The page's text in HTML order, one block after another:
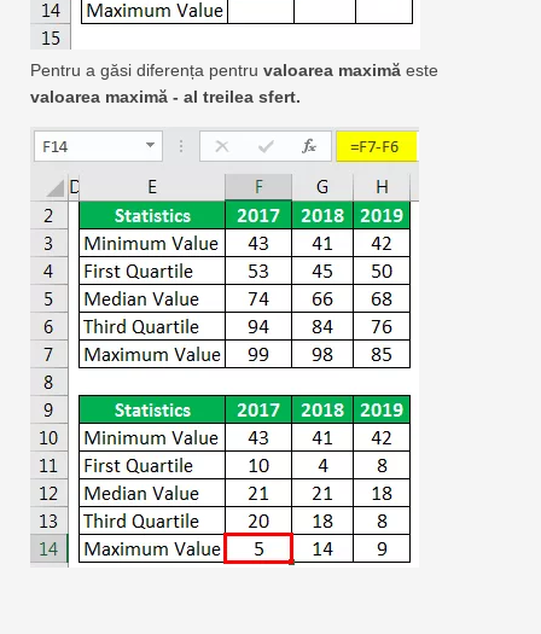
Pentru a găsi diferența pentru valoarea maximă este
valoarea maximă - al treilea sfert.